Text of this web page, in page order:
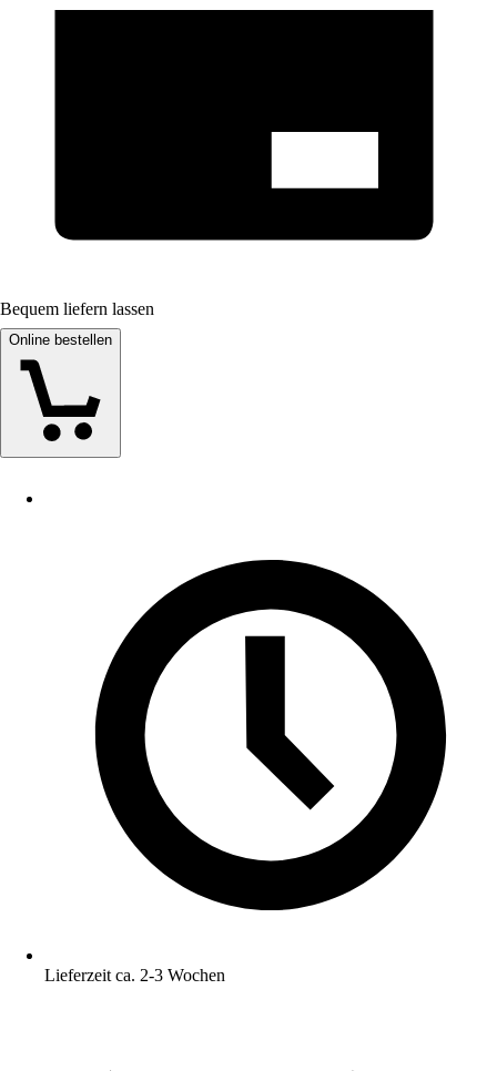
Bequem liefern lassen
Online bestellen
Lieferzeit ca. 2-3 Wochen